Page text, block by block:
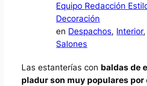
Equipo Redacción
Decoración
en Despachos, Interior
Salones
Las estanterías con baldas de
pladur son muy populares por